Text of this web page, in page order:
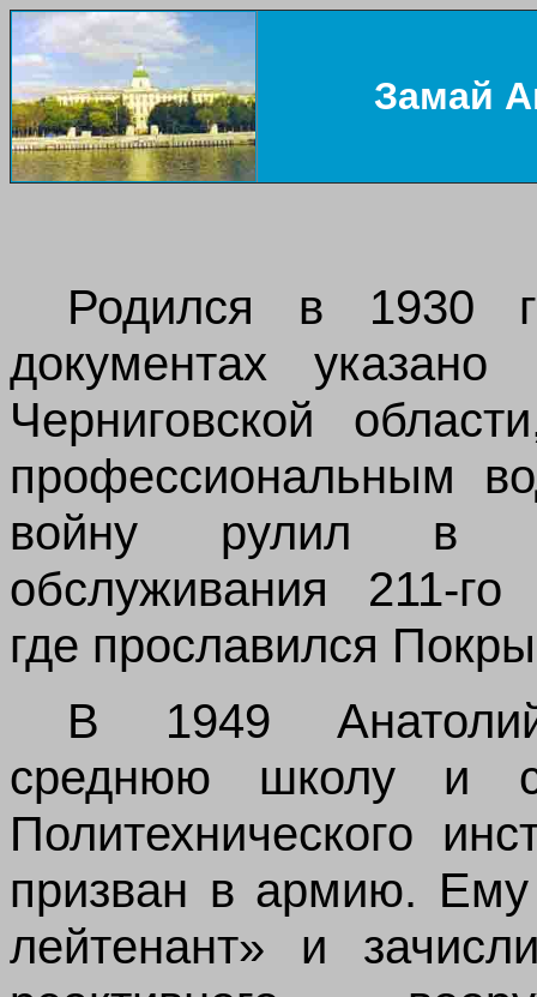
Замай
Родился в 1930
документах
Черниговской
профессиональным
войну рулил в
обслуживания
где прославился
В 1949
среднюю школу и
Политехнического
призван в армию. Ему
лейтенант» и